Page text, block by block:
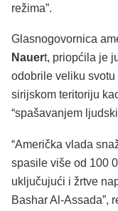
režima”.
Glasnogovornica
Nauert, priopćila je
odobrile veliku svotu
sirijskom teritoriju
“spašavanjem
“Američka vlada
spasile više od 100
uključujući i žrtve
Bashar Al-Assada”,